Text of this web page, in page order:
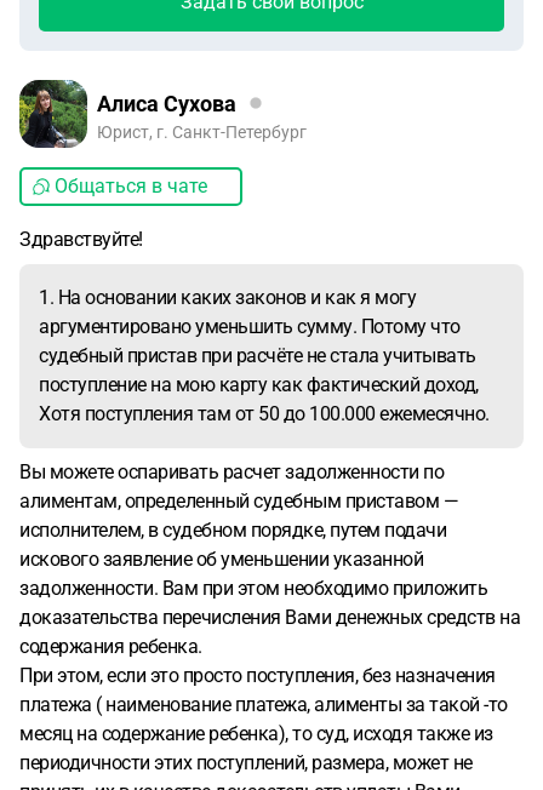
Алиса Сухова
Юрист, г. Санкт-Петербург
Общаться в чате
Здравствуйте!
1. На основании каких законов и как я могу
аргументировано уменьшить сумму. Потому что
судебный пристав при расчёте не стала учитывать
поступление на мою карту как фактический доход,
Хотя поступления там от 50 до 100.000 ежемесячно.
Вы можете оспаривать расчет задолженности по
алиментам, определенный судебным приставом —
исполнителем, в судебном порядке, путем подачи
искового заявление об уменьшении указанной
задолженности. Вам при этом необходимо приложить
доказательства перечисления Вами денежных средств на
содержания ребенка.
При этом, если это просто поступления, без назначения
платежа ( наименование платежа, алименты за такой -то
месяц на содержание ребенка), то суд, исходя также из
периодичности этих поступлений, размера, может не